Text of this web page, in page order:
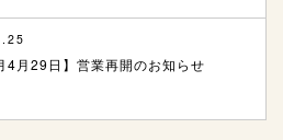
4月29日】営業再開のお知らせ